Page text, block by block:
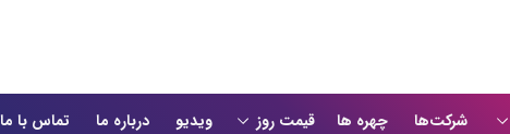
شرکت‌ها چهره ها قیمت روز ویدیو درباره ما تماس با ما